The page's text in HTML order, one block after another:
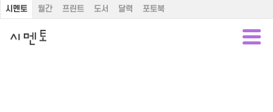
시멘토 월간 프린트 도서 달력 포토북